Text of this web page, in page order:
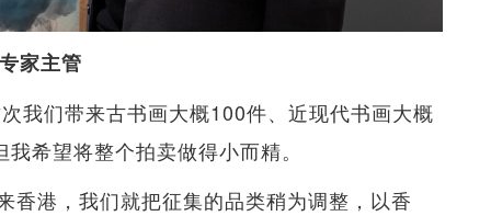
家主管
我们带来古书画大概100件、近现代书画大概
希望将整个拍卖做得小而精。
香港，我们就把征集的品类稍为调整，以香